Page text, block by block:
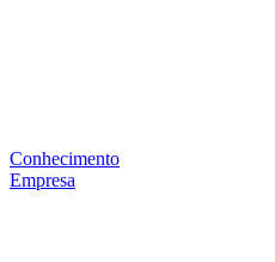
Conhecimento
Empresa